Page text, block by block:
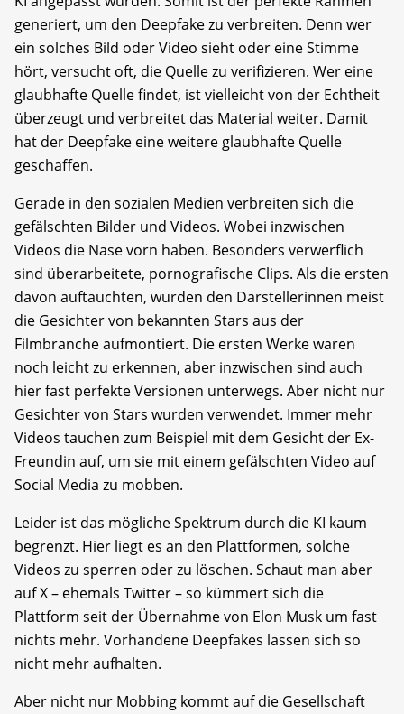
generiert, um den Deepfake zu verbreiten. Denn wer
ein solches Bild oder Video sieht oder eine Stimme
hört, versucht oft, die Quelle zu verifizieren. Wer eine
glaubhafte Quelle findet, ist vielleicht von der Echtheit
überzeugt und verbreitet das Material weiter. Damit
hat der Deepfake eine weitere glaubhafte Quelle
geschaffen.
Gerade in den sozialen Medien verbreiten sich die
gefälschten Bilder und Videos. Wobei inzwischen
Videos die Nase vorn haben. Besonders verwerflich
sind überarbeitete, pornografische Clips. Als die ersten
davon auftauchten, wurden den Darstellerinnen meist
die Gesichter von bekannten Stars aus der
Filmbranche aufmontiert. Die ersten Werke waren
noch leicht zu erkennen, aber inzwischen sind auch
hier fast perfekte Versionen unterwegs. Aber nicht nur
Gesichter von Stars wurden verwendet. Immer mehr
Videos tauchen zum Beispiel mit dem Gesicht der Ex-
Freundin auf, um sie mit einem gefälschten Video auf
Social Media zu mobben.
Leider ist das mögliche Spektrum durch die KI kaum
begrenzt. Hier liegt es an den Plattformen, solche
Videos zu sperren oder zu löschen. Schaut man aber
auf X – ehemals Twitter – so kümmert sich die
Plattform seit der Übernahme von Elon Musk um fast
nichts mehr. Vorhandene Deepfakes lassen sich so
nicht mehr aufhalten.
Aber nicht nur Mobbing kommt auf die Gesellschaft